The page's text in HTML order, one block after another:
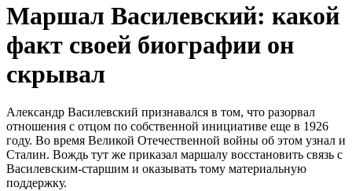
Маршал Василевский: какой
факт своей биографии он
скрывал
Александр Василевский признавался в том, что разорвал
отношения с отцом по собственной инициативе еще в 1926
году. Во время Великой Отечественной войны об этом узнал и
Сталин. Вождь тут же приказал маршалу восстановить связь с
Василевским-старшим и оказывать тому материальную
поддержку.